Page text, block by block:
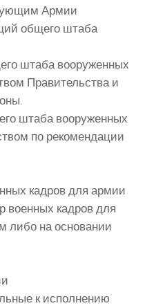
Армии
общего штаба
штаба вооруженных
Правительства и
штаба вооруженных
по рекомендации
кадров для армии
военных кадров для
либо на основании
к исполнению